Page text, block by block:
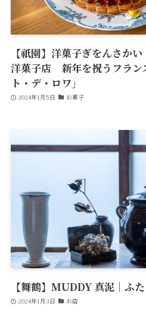
【祇園】洋菓子ぎをんさか
洋菓子店 新年を祝うフラン
ト・デ・ロワ」
2024年1月5日 お菓子
【舞鶴】MUDDY 真泥｜ふ
2024年1月3日 お店